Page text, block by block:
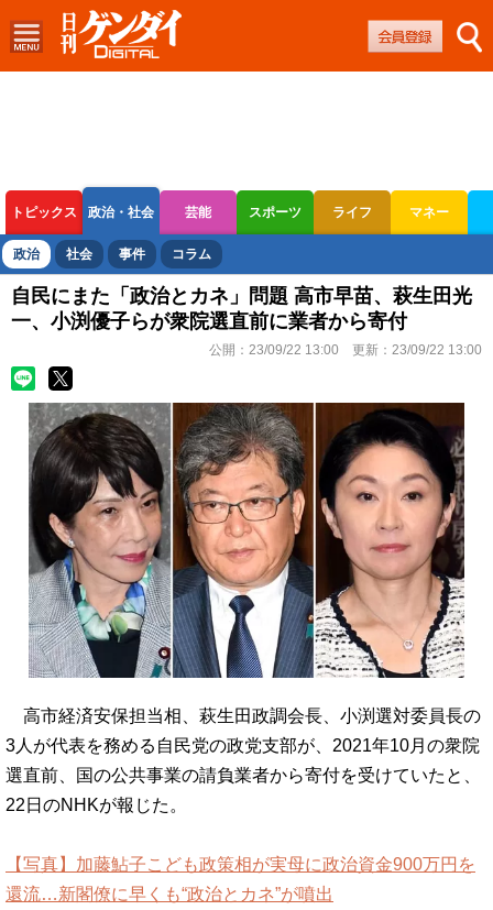
トピックス 政治・社会 芸能 スポーツ ライフ マネー
ボートレース 競輪 オートレース
政治 社会 事件 コラム
自民にまた「政治とカネ」問題 高市早苗、萩生田光
一、小渕優子らが衆院選直前に業者から寄付
公開： 23/09/22 13:00 更新： 23/09/22 13:00
高市経済安保担当相、萩生田政調会長、小渕選対委員長の
3人が代表を務める自民党の政党支部が、2021年10月の衆院
選直前、国の公共事業の請負業者から寄付を受けていたと、
22日のNHKが報じた。
【写真】加藤鮎子こども政策相が実母に政治資金900万円を
還流…新閣僚に早くも“政治とカネ”が噴出